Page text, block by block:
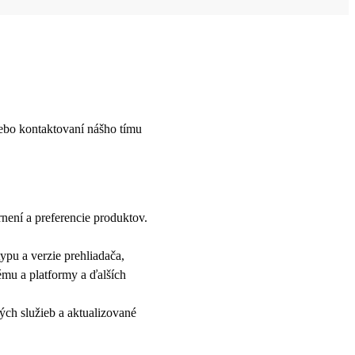
kontaktovaní nášho tímu
a preferencie produktov.
a verzie prehliadača,
a platformy a ďalších
služieb a aktualizované